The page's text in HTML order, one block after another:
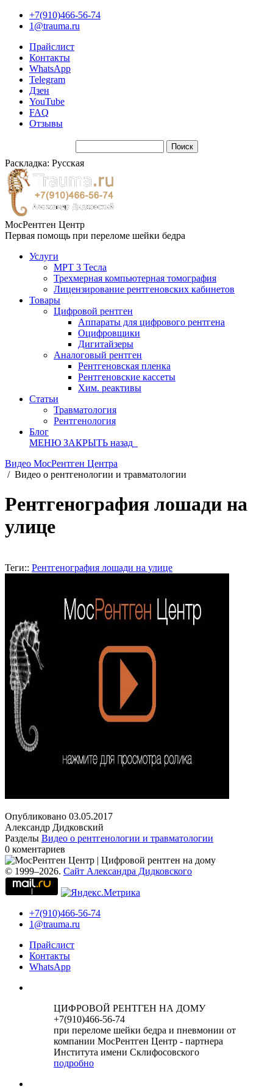
+7(910)466-56-74
1@trauma.ru
Прайслист
Контакты
WhatsApp
Telegram
Дзен
YouTube
FAQ
Отзывы
Раскладка: Русская
МосРентген Центр
Первая помощь при переломе шейки бедра
Услуги
МРТ 3 Тесла
Трехмерная компьютерная томография
Лицензирование рентгеновских кабинетов
Товары
Цифровой рентген
Аппараты для цифрового рентгена
Оцифровщики
Дигитайзеры
Аналоговый рентген
Рентгеновская пленка
Рентгеновские кассеты
Хим. реактивы
Статьи
Травматология
Рентгенология
Блог
МЕНЮ ЗАКРЫТЬ назад
Видео МосРентген Центра
/ Видео о рентгенологии и травматологии
Рентгенография лошади на
улице
Теги:: Рентгенография лошади на улице
Опубликовано 03.05.2017
Александр Дидковский
Разделы Видео о рентгенологии и травматологии
0 коментариев
© 1999–2026. Сайт Александра Дидковского
+7(910)466-56-74
1@trauma.ru
Прайслист
Контакты
WhatsApp
ЦИФРОВОЙ РЕНТГЕН НА ДОМУ
+7(910)466-56-74
при переломе шейки бедра и пневмонии от
компании МосРентген Центр - партнера
Института имени Склифосовского
подробно